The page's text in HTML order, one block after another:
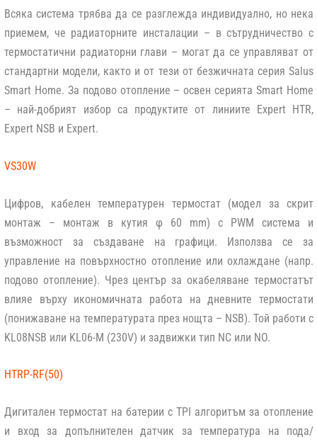
Всяка система трябва да се разглежда индивидуално, но нека
приемем, че радиаторните инсталации – в сътрудничество с
термостатични радиаторни глави – могат да се управляват от
стандартни модели, както и от тези от безжичната серия Salus
Smart Home. За подово отопление – освен серията Smart Home
– най-добрият избор са продуктите от линиите Expert HTR,
Expert NSB и Expert.
VS30W
Цифров, кабелен температурен термостат (модел за скрит
монтаж – монтаж в кутия φ 60 mm) с PWM система и
възможност за създаване на графици. Използва се за
управление на повърхностно отопление или охлаждане (напр.
подово отопление). Чрез център за окабеляване термостатът
влияе върху икономичната работа на дневните термостати
(понижаване на температурата през нощта – NSB). Той работи с
KL08NSB или KL06-M (230V) и задвижки тип NC или NO.
HTRP-RF(50)
Дигитален термостат на батерии с TPI алгоритъм за отопление
и вход за допълнителен датчик за температура на пода/